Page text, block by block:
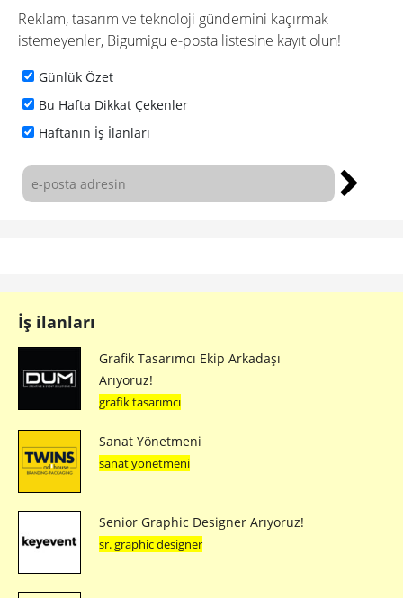
Reklam, tasarım ve teknoloji gündemini kaçırmak
istemeyenler, Bigumigu e-posta listesine kayıt olun!
Günlük Özet
Bu Hafta Dikkat Çekenler
Haftanın İş İlanları
İş ilanları
Grafik Tasarımcı Ekip Arkadaşı
Arıyoruz!
grafik tasarımcı
Sanat Yönetmeni
sanat yönetmeni
Senior Graphic Designer Arıyoruz!
sr. graphic designer